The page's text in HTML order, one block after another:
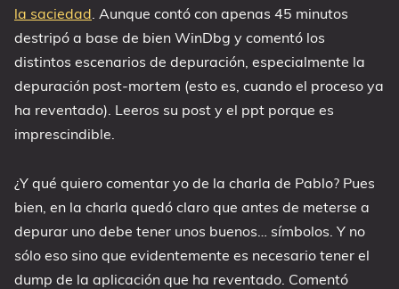
la saciedad. Aunque contó con apenas 45 minutos
destripó a base de bien WinDbg y comentó los
distintos escenarios de depuración, especialmente la
depuración post-mortem (esto es, cuando el proceso ya
ha reventado). Leeros su post y el ppt porque es
imprescindible.
¿Y qué quiero comentar yo de la charla de Pablo? Pues
bien, en la charla quedó claro que antes de meterse a
depurar uno debe tener unos buenos… símbolos. Y no
sólo eso sino que evidentemente es necesario tener el
dump de la aplicación que ha reventado. Comentó